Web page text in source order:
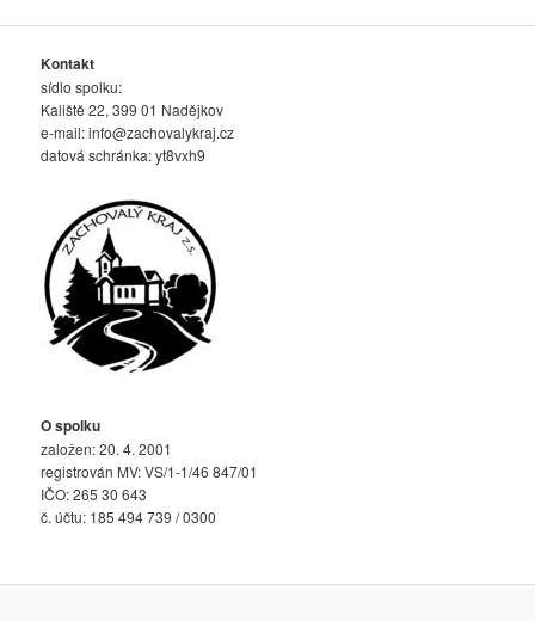
Kontakt
sídlo spolku:
Kaliště 22, 399 01 Nadějkov
e-mail:info@zachovalykraj.cz
datová schránka: yt8vxh9
O spolku
založen: 20. 4. 2001
registrován MV: VS/1-1/46 847/01
IČO: 265 30 643
č. účtu: 185 494 739 / 0300